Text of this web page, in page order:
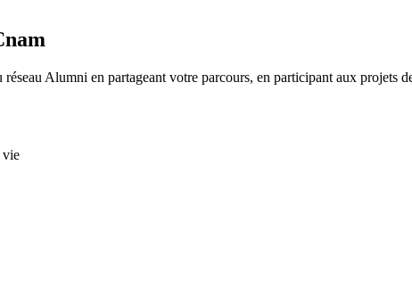
Alumni en partageant votre parcours, en participant aux projets
vie